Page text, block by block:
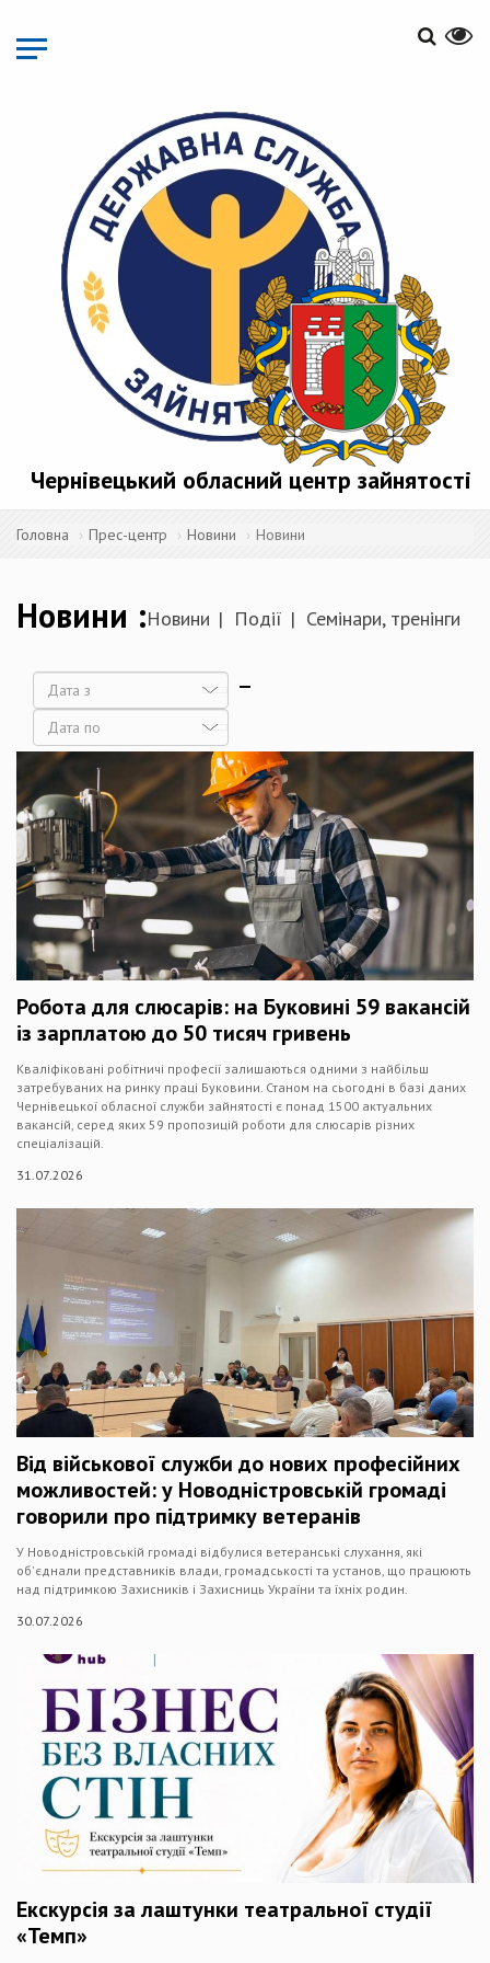
основного
матеріалу
Чернівецький обласний центр зайнятості
Головна Прес-центр Новини Новини
Новини Новини Події Семінари, тренінги
Дата
Дата
Робота для слюсарів: на Буковині 59 вакансій
із зарплатою до 50 тисяч гривень
Кваліфіковані робітничі професії залишаються одними з найбільш
затребуваних на ринку праці Буковини. Станом на сьогодні в базі даних
Чернівецької обласної служби зайнятості є понад 1500 актуальних
вакансій, серед яких 59 пропозицій роботи для слюсарів різних
спеціалізацій.
31.07.2026
Від військової служби до нових професійних
можливостей: у Новодністровській громаді
говорили про підтримку ветеранів
У Новодністровській громаді відбулися ветеранські слухання, які
об'єднали представників влади, громадськості та установ, що працюють
над підтримкою Захисників і Захисниць України та їхніх родин.
30.07.2026
Екскурсія за лаштунки театральної студії
«Темп»